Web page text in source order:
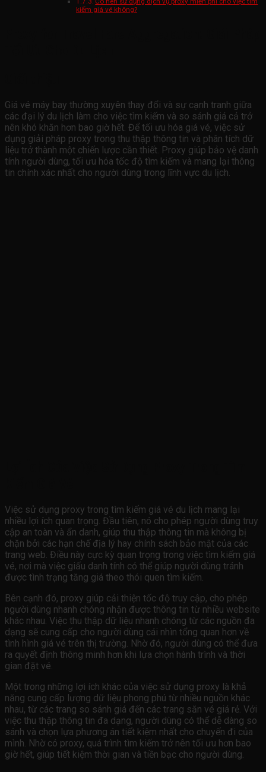
kiếm giá vé không?
Giá vé máy bay thường xuyên thay đổi và sự cạnh tranh giữa
các đại lý du lịch làm cho việc tìm kiếm và so sánh giá cả trở
nên khó khăn hơn bao giờ hết. Để tối ưu hóa giá vé, việc sử
dụng giải pháp proxy trong thu thập thông tin và phân tích dữ
liệu trở thành một chiến lược cần thiết. Proxy giúp bảo vệ danh
tính người dùng, tối ưu hóa tốc độ tìm kiếm và mang lại thông
tin chính xác nhất cho người dùng trong lĩnh vực du lịch.
Việc sử dụng proxy trong tìm kiếm giá vé du lịch mang lại
nhiều lợi ích quan trọng. Đầu tiên, nó cho phép người dùng truy
cập an toàn và ẩn danh, giúp thu thập thông tin mà không bị
chặn bởi các hạn chế địa lý hay chính sách bảo mật của các
trang web. Điều này cực kỳ quan trọng trong việc tìm kiếm giá
vé, nơi mà việc giấu danh tính có thể giúp người dùng tránh
được tình trạng tăng giá theo thói quen tìm kiếm.
Bên cạnh đó, proxy giúp cải thiện tốc độ truy cập, cho phép
người dùng nhanh chóng nhận được thông tin từ nhiều website
khác nhau. Việc thu thập dữ liệu nhanh chóng từ các nguồn đa
dạng sẽ cung cấp cho người dùng cái nhìn tổng quan hơn về
tình hình giá vé trên thị trường. Nhờ đó, người dùng có thể đưa
ra quyết định thông minh hơn khi lựa chọn hành trình và thời
gian đặt vé.
Một trong những lợi ích khác của việc sử dụng proxy là khả
năng cung cấp lượng dữ liệu phong phú từ nhiều nguồn khác
nhau, từ các trang so sánh giá đến các trang săn vé giá rẻ. Với
việc thu thập thông tin đa dạng, người dùng có thể dễ dàng so
sánh và chọn lựa phương án tiết kiệm nhất cho chuyến đi của
mình. Nhờ có proxy, quá trình tìm kiếm trở nên tối ưu hơn bao
giờ hết, giúp tiết kiệm thời gian và tiền bạc cho người dùng.